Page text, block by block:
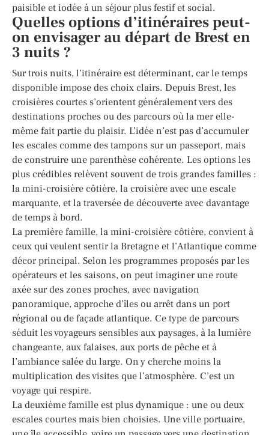
paisible et iodée à un séjour plus festif et social.
Quelles options d’itinéraires peut-
on envisager au départ de Brest en
3 nuits ?
Sur trois nuits, l’itinéraire est déterminant, car le temps
disponible impose des choix clairs. Depuis Brest, les
croisières courtes s’orientent généralement vers des
destinations proches ou des parcours où la mer elle-
même fait partie du plaisir. L’idée n’est pas d’accumuler
les escales comme des tampons sur un passeport, mais
de construire une parenthèse cohérente. Les options les
plus crédibles relèvent souvent de trois grandes familles :
la mini-croisière côtière, la croisière avec une escale
marquante, et la traversée de découverte avec davantage
de temps à bord.
La première famille, la mini-croisière côtière, convient à
ceux qui veulent sentir la Bretagne et l’Atlantique comme
décor principal. Selon les programmes proposés par les
opérateurs et les saisons, on peut imaginer une route
axée sur des zones proches, avec navigation
panoramique, approche d’îles ou arrêt dans un port
régional ou de façade atlantique. Ce type de parcours
séduit les voyageurs sensibles aux paysages, à la lumière
changeante, aux falaises, aux ports de pêche et à
l’ambiance salée du large. On y cherche moins la
multiplication des visites que l’atmosphère. C’est un
voyage qui respire.
La deuxième famille est plus dynamique : une ou deux
escales courtes mais bien choisies. Une ville portuaire,